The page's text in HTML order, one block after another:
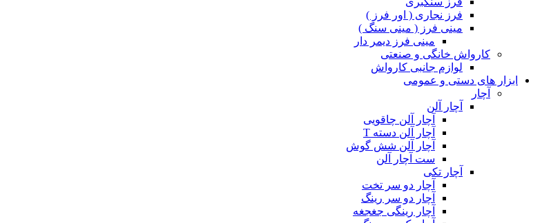
فرز نجاری ( اور فرز )
مینی فرز ( مینی سنگ )
مینی فرز دیمر دار
کارواش خانگی و صنعتی
لوازم جانبی کارواش
ابزار های دستی و عمومی
آچار
آچار آلن
آچار آلن چاقویی
آچار آلن دسته T
آچار آلن شش گوش
ست آچار آلن
آچار تکی
آچار دو سر تخت
آچار دو سر رینگ
آچار رینگی جغجغه